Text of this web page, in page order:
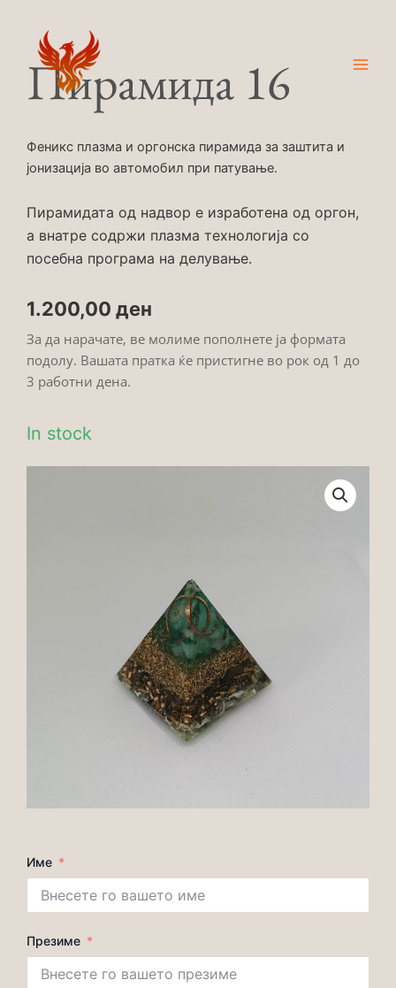
contentПирамида 16
Феникс плазма и оргонска пирамида за заштита и
јонизација во автомобил при патување.
Пирамидата од надвор е изработена од оргон,
а внатре содржи плазма технологија со
посебна програма на делување.
1.200,00 ден
За да нарачате, ве молиме пополнете ја формата
подолу. Вашата пратка ќе пристигне во рок од 1 до
3 работни дена.
In stock
Име
Презиме